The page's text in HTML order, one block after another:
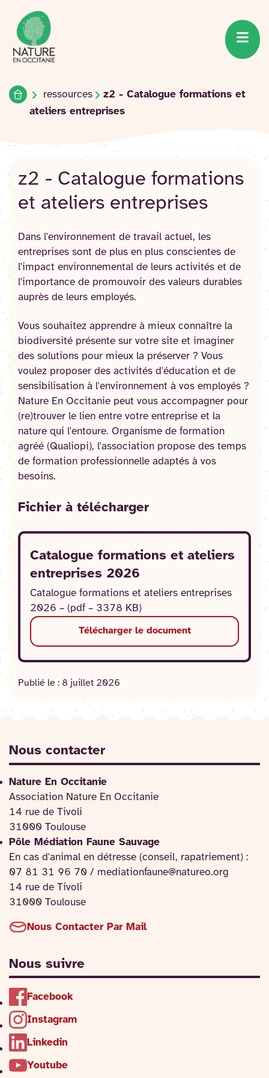
Accéder
au
contenu
Accueil du site
Accueilressources
z2 - Catalogue formations et
ateliers entreprises
z2 - Catalogue formations
et ateliers entreprises
Dans l'environnement de travail actuel, les
entreprises sont de plus en plus conscientes de
l'impact environnemental de leurs activités et de
l'importance de promouvoir des valeurs durables
auprès de leurs employés.
Vous souhaitez apprendre à mieux connaître la
biodiversité présente sur votre site et imaginer
des solutions pour mieux la préserver ? Vous
voulez proposer des activités d'éducation et de
sensibilisation à l'environnement à vos employés ?
Nature En Occitanie peut vous accompagner pour
(re)trouver le lien entre votre entreprise et la
nature qui l'entoure. Organisme de formation
agréé (Qualiopi), l'association propose des temps
de formation professionnelle adaptés à vos
besoins.
Fichierà télécharger
Catalogue formations et ateliers
entreprises 2026
Catalogue formations et ateliers entreprises
2026 – (pdf – 3378 KB)
Télécharger le document
Publié le : 8 juillet 2026
Nous contacter
Nature En Occitanie
Association Nature En Occitanie
14 rue de Tivoli
31000 Toulouse
Pôle Médiation Faune Sauvage
En cas d'animal en détresse (conseil, rapatriement) :
07 81 31 96 70 / mediationfaune@natureo.org
14 rue de Tivoli
31000 Toulouse
Nous Contacter Par Mail
Nous suivre
Facebook
Instagram
Linkedin
Youtube